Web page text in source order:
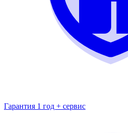
Гарантия 1 год + сервис